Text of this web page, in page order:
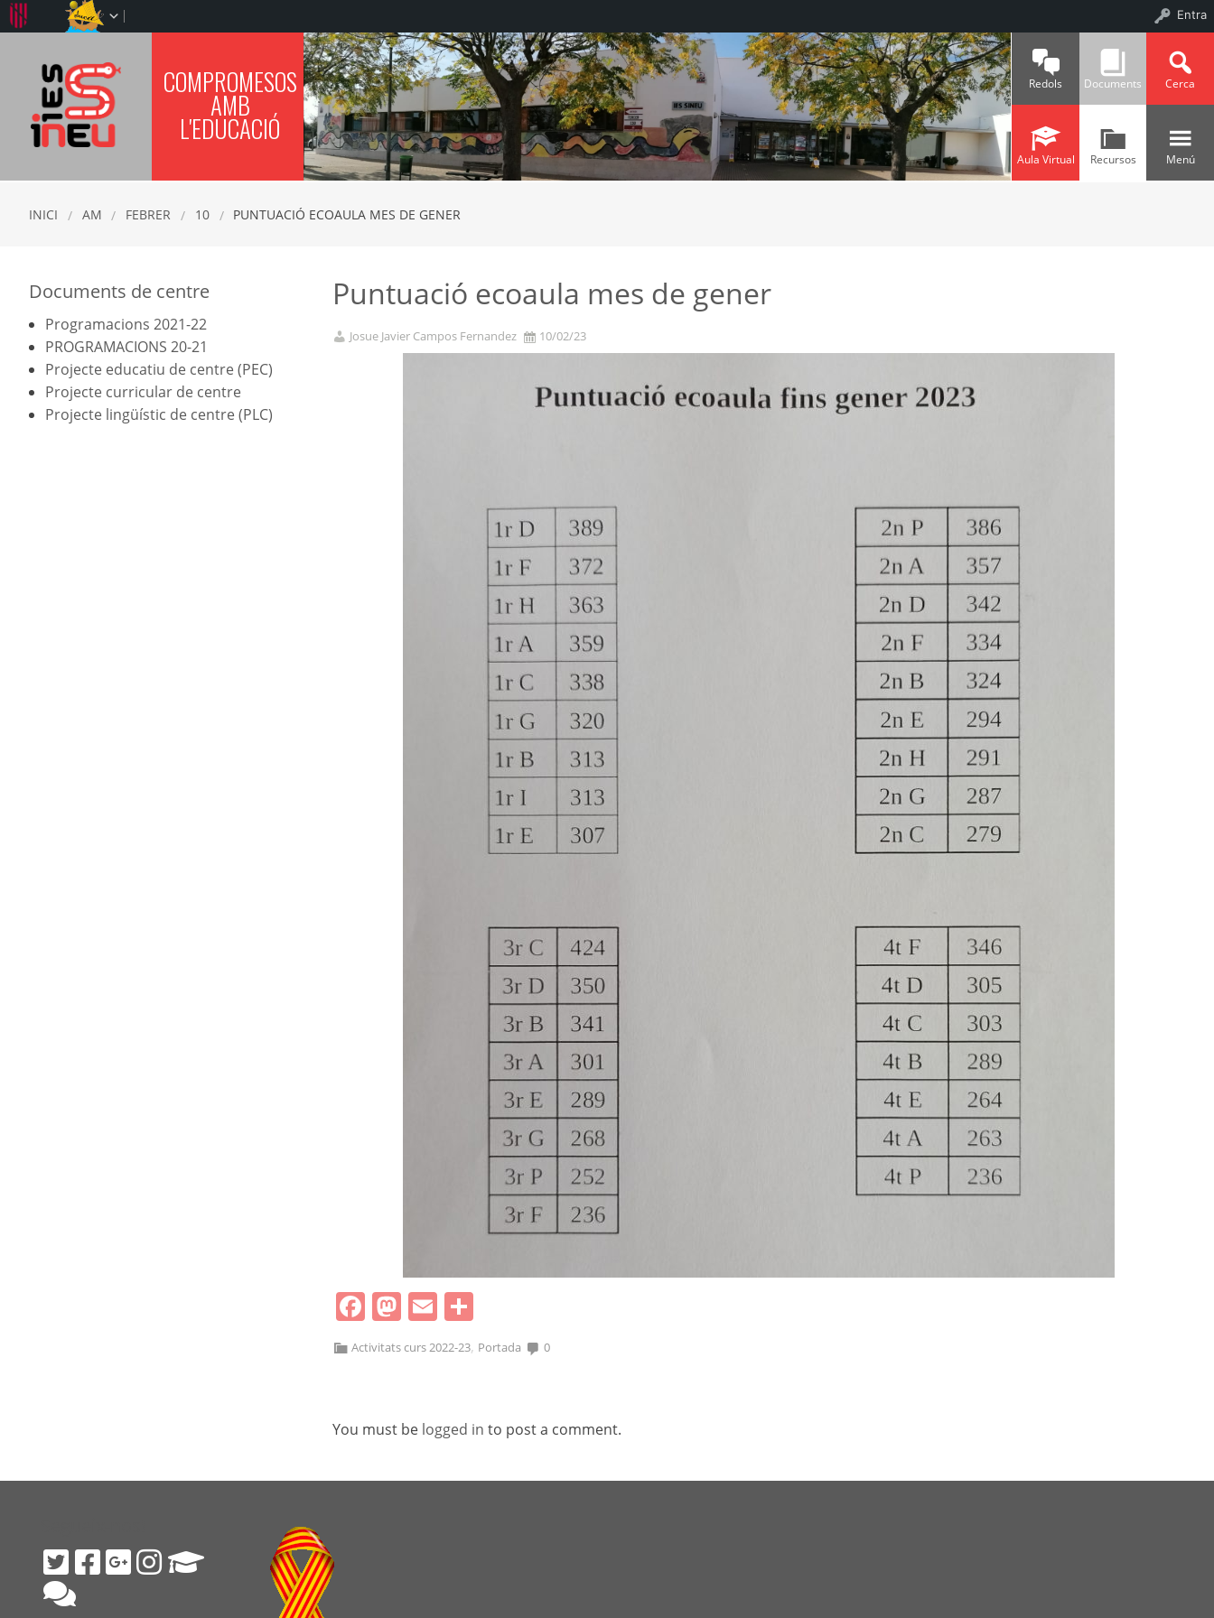
IES SINEU
COMPROMESOS
AMB
L'EDUCACIÓ
Redols Documents Cerca
Aula Virtual Recursos Menú
INICI AM FEBRER 10 PUNTUACIÓ ECOAULA MES DE GENER
Puntuació ecoaula mes de gener
Josue Javier Campos Fernandez 10/02/23
Facebook
Mastodon
Email
Activitats curs 2022-23, Portada 0
You must be logged in to post a comment.
Documents de centre
Programacions 2021-22
PROGRAMACIONS 20-21
Projecte educatiu de centre (PEC)
Projecte curricular de centre
Projecte lingüístic de centre (PLC)
Entra